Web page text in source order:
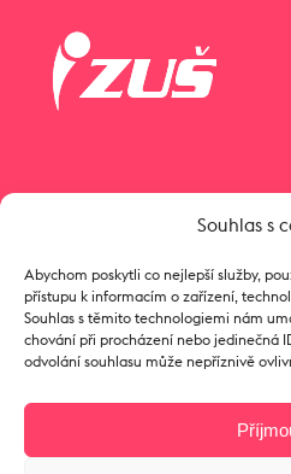
Souhlas s
Abychom poskytli co nejlepší služby,
přístupu k informacím o zařízení,
Souhlas s těmito technologiemi nám
chování při procházení nebo jedinečná
odvolání souhlasu může nepříznivě